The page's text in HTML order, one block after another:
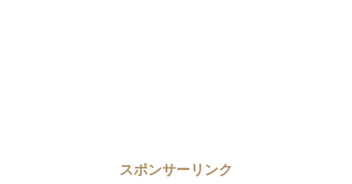
スポンサーリンク